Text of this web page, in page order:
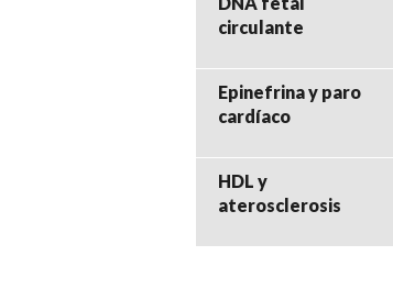
circulante
Epinefrina y paro
cardíaco
HDL y
aterosclerosis